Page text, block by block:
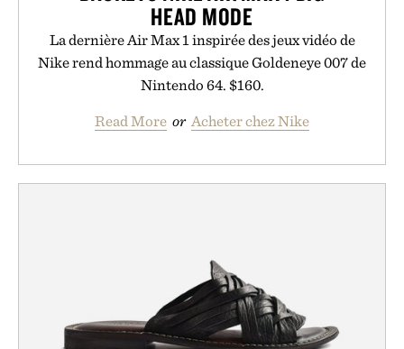
HEAD MODE
La dernière Air Max 1 inspirée des jeux vidéo de
Nike rend hommage au classique Goldeneye 007 de
Nintendo 64. $160.
Read More or Acheter chez Nike